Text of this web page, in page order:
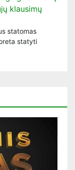
klausimų
statomas
statyti